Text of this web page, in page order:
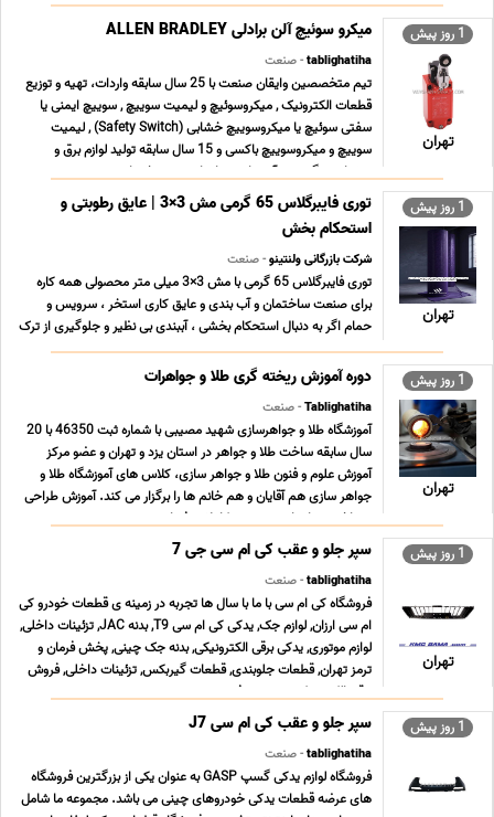
1 روز پیش
تهران
میکرو سوئیچ آلن برادلی ALLEN BRADLEY
tablighatiha- صنعت
تیم متخصصین وایقان صنعت با 25 سال سابقه واردات، تهیه و توزیع
قطعات الکترونیک , میکروسوئیچ و لیمیت سوییچ , سوییچ ایمنی یا
سفتی سوئیچ یا میکروسوییچ خشابی (Safety Switch) , لیمیت
سوییچ و میکروسوییچ باکسی و 15 سال سابقه تولید لوازم برق و
روشنایی ، گرد هم آمده است تا جامع ترین خدمات ت ... ...
1 روز پیش
تهران
توری فایبرگلاس 65 گرمی مش 3×3 | عایق رطوبتی و
استحکام بخش
شرکت بازرگانی ولنتینو- صنعت
توری فایبرگلاس 65 گرمی با مش 3×3 میلی متر محصولی همه کاره
برای صنعت ساختمان و آب بندی و عایق کاری استخر ، سرویس و
حمام اگر به دنبال استحکام بخشی ، آببندی بی نظیر و جلوگیری از ترک
خوردگی در پروژه های خود هستید ، این محصول پاسخگوی نیاز
شماست. مشخصات فنی محصول · چشمه (مش) 3×3 میلی م ... ...
1 روز پیش
تهران
دوره آموزش ریخته گری طلا و جواهرات
Tablighatiha- صنعت
آموزشگاه طلا و جواهرسازی شهید مصیبی با شماره ثبت 46350 با 20
سال سابقه ساخت طلا و جواهر در استان یزد و تهران و عضو مرکز
آموزش علوم و فنون طلا و جواهر سازى، کلاس هاى آموزشگاه طلا و
جواهر سازى هم آقایان و هم خانم ها را برگزار می کند. آموزش طراحى
و ساخت جواهرات به صورت کاملا حرفه اى ... ...
1 روز پیش
تهران
سپر جلو و عقب کی ام سی جی 7
tablighatiha- صنعت
فروشگاه کی ام سی با ما با سال ها تجربه در زمینه ی قطعات خودرو کی
ام سی ارزان, لوازم جک, یدکی کی ام سی T9, بدنه JAC, تزئینات داخلی,
لوازم موتوری, یدکی برقی الکترونیکی, بدنه جک چینی, پخش فرمان و
ترمز تهران, قطعات جلوبندی, قطعات گیربکس, تزئینات داخلی, فروش
برقی الکترونیکی, سیستم فرم ... ...
1 روز پیش سپر جلو و عقب کی ام سی J7
tablighatiha- صنعت
فروشگاه لوازم یدکی گسپ GASP به عنوان یکی از بزرگترین فروشگاه
های عرضه قطعات یدکی خودروهای چینی می باشد. مجموعه ما شامل